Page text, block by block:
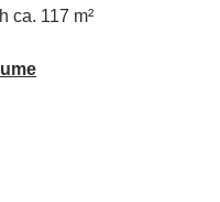
ca. 117 m²